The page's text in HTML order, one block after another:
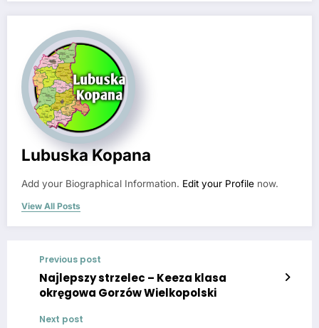
Lubuska Kopana
Add your Biographical Information. Edit your Profile now.
View All Posts
Previous post
Najlepszy strzelec – Keeza klasa
okręgowa Gorzów Wielkopolski
Next post